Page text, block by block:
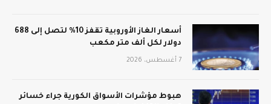
أسعار الغاز الأوروبية تقفز 10% لتصل إلى 688
دولار لكل ألف متر مكعب
7 أغسطس، 2026
هبوط مؤشرات الأسواق الكورية جراء خسائر